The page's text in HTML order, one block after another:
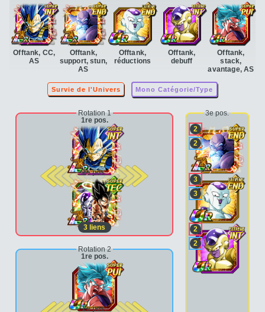
Offtank, CC,
AS
Offtank,
support, stun,
AS
Offtank,
réductions
Offtank,
debuff
Offtank,
stack,
avantage, AS
Survie de l'Univers Mono Catégorie/Type
Rotation 1
1re pos.
2e pos.
3 liens
Rotation 2
1re pos.
2e pos.
3e pos.
2
2
3
3
2
2